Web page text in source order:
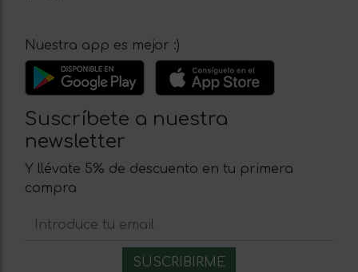
Nuestra app es mejor :)
Suscríbete a nuestra
newsletter
Y llévate 5% de descuento en tu primera
compra